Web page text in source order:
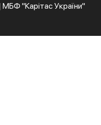
"Карітас України"